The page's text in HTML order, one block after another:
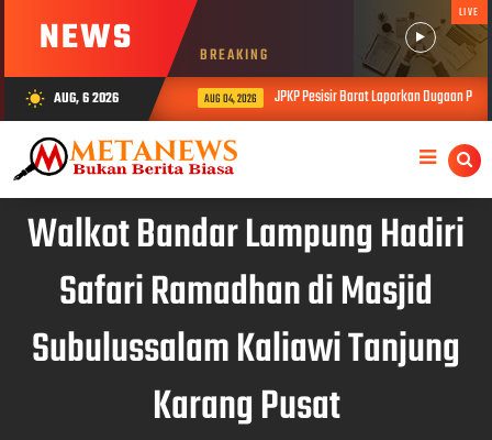
NEWS BREAKING
LIVE
wb_sunny AUG, 6 2026 AUG 04, 2026 JPKP Pesisir Barat Laporkan Dugaan
Walkot Bandar Lampung Hadiri
Safari Ramadhan di Masjid
Subulussalam Kaliawi Tanjung
Karang Pusat